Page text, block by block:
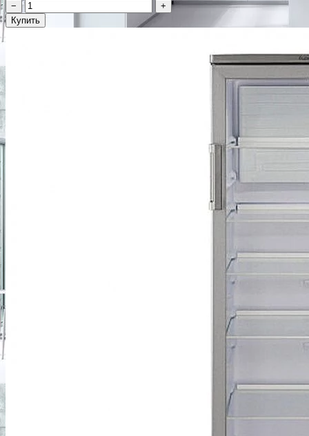
−
+
Купить